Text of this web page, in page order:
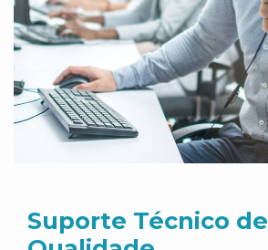
Suporte Técnico de